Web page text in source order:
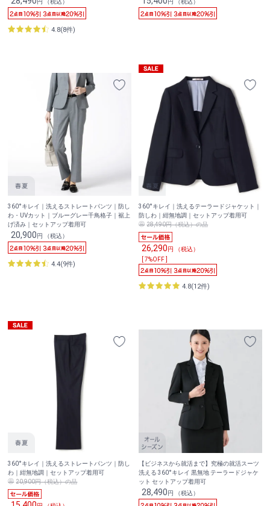
円 （税込）
4.8(8件)
円 （税込）
360°キレイ｜洗えるストレートパンツ｜防し
わ・UVカット｜ブルーグレー千鳥格子｜裾上
げ済み｜セットアップ着用可
20,900円 （税込）
4.4(9件)
360°キレイ｜洗えるテーラードジャケット｜
防しわ｜紺無地調｜セットアップ着用可
28,490円（税込）の品
26,290円 （税込）
[ 7%OFF ]
4.8(12件)
360°キレイ｜洗えるストレートパンツ｜防し
わ｜紺無地調｜セットアップ着用可
20,900円（税込）の品
【ビジネスから就活まで】究極の就活スーツ
洗える 360°キレイ 黒無地 テーラードジャケ
ット セットアップ着用可
28,490円 （税込）